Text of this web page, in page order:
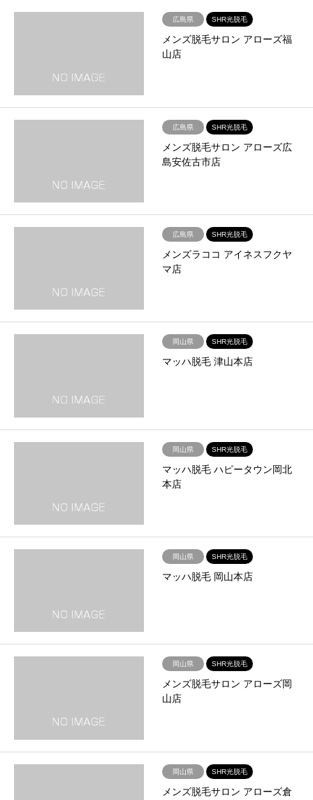
広島県 SHR光脱毛
メンズ脱毛サロン アローズ福
山店
広島県 SHR光脱毛
メンズ脱毛サロン アローズ広
島安佐古市店
広島県 SHR光脱毛
メンズラココ アイネスフクヤ
マ店
岡山県 SHR光脱毛
マッハ脱毛 津山本店
岡山県 SHR光脱毛
マッハ脱毛 ハピータウン岡北
本店
岡山県 SHR光脱毛
マッハ脱毛 岡山本店
岡山県 SHR光脱毛
メンズ脱毛サロン アローズ岡
山店
岡山県 SHR光脱毛
メンズ脱毛サロン アローズ倉